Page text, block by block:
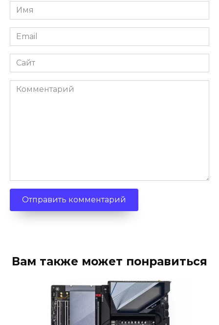
Имя
Email
Сайт
Комментарий
Вам также может понравиться